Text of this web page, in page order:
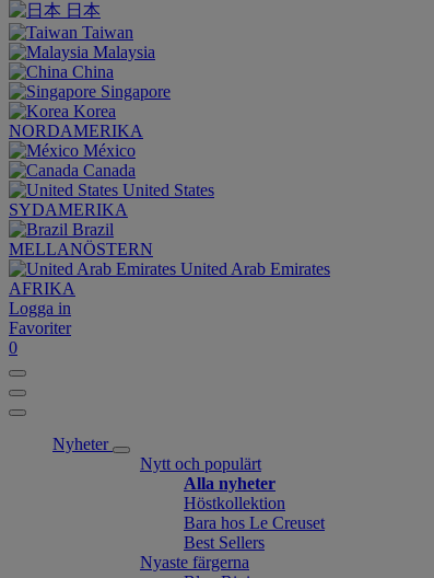
日本
Taiwan
Malaysia
China
Singapore
Korea
NORDAMERIKA
México
Canada
United States
SYDAMERIKA
Brazil
MELLANÖSTERN
United Arab Emirates
AFRIKA
Logga in
Favoriter
0
Nyheter
Nytt och populärt
Alla nyheter
Höstkollektion
Bara hos Le Creuset
Best Sellers
Nyaste färgerna